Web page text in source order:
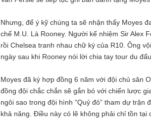
Nhưng, để ý kỹ chúng ta sẽ nhận thấy Moyes
chế M.U. Là Rooney. Người kế nhiệm Sir Alex
rồi Chelsea tranh nhau chữ ký của R10. Ông
ngày sau khi Rooney nói lời chia tay tour du
Moyes đã ký hợp đồng 6 năm với đội chủ sân
đồng đội chắc chắn sẽ gắn bó với chiến lược
ngôi sao trong đội hình “Quỷ đỏ” tham dự trận
khả năng. Điều này có lẽ không phải chỉ tồn tại